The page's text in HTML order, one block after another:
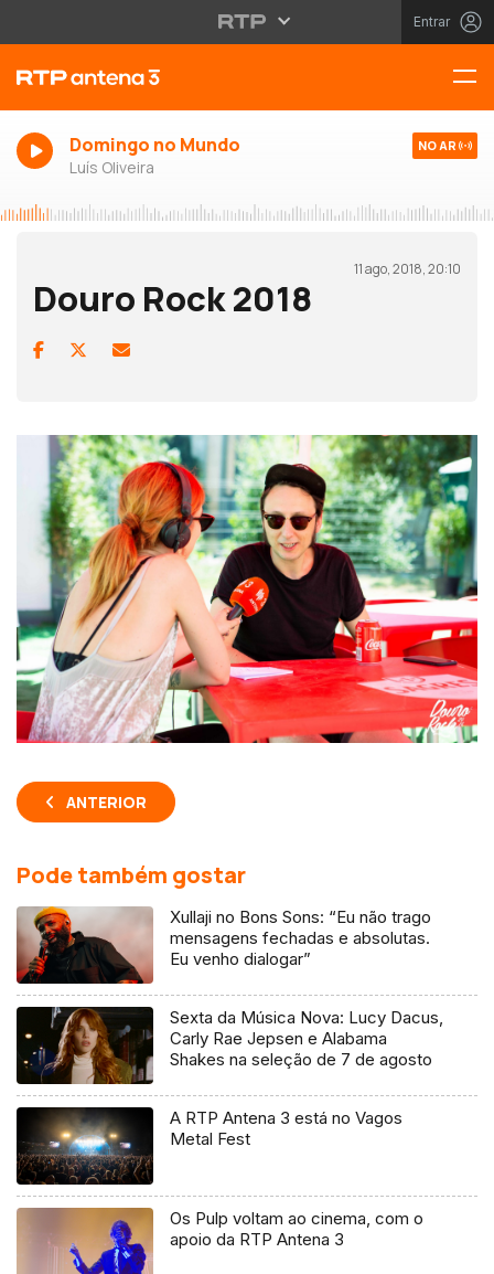
Entrar
Domingo no Mundo
Luís Oliveira
NO AR
11 ago, 2018, 20:10
Douro Rock 2018
ANTERIOR
Pode também gostar
Xullaji no Bons Sons: “Eu não trago
mensagens fechadas e absolutas.
Eu venho dialogar”
Sexta da Música Nova: Lucy Dacus,
Carly Rae Jepsen e Alabama
Shakes na seleção de 7 de agosto
A RTP Antena 3 está no Vagos
Metal Fest
Os Pulp voltam ao cinema, com o
apoio da RTP Antena 3